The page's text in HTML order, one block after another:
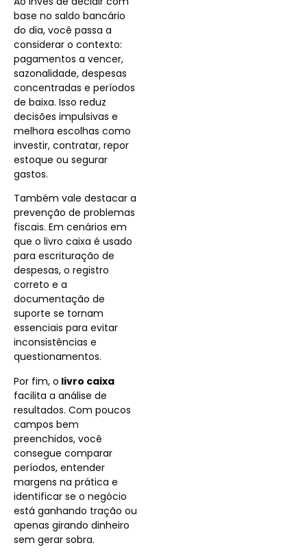
base no saldo bancário
do dia, você passa a
considerar o contexto:
pagamentos a vencer,
sazonalidade, despesas
concentradas e períodos
de baixa. Isso reduz
decisões impulsivas e
melhora escolhas como
investir, contratar, repor
estoque ou segurar
gastos.
Também vale destacar a
prevenção de problemas
fiscais. Em cenários em
que o livro caixa é usado
para escrituração de
despesas, o registro
correto e a
documentação de
suporte se tornam
essenciais para evitar
inconsistências e
questionamentos.
Por fim, o livro caixa
facilita a análise de
resultados. Com poucos
campos bem
preenchidos, você
consegue comparar
períodos, entender
margens na prática e
identificar se o negócio
está ganhando tração ou
apenas girando dinheiro
sem gerar sobra.